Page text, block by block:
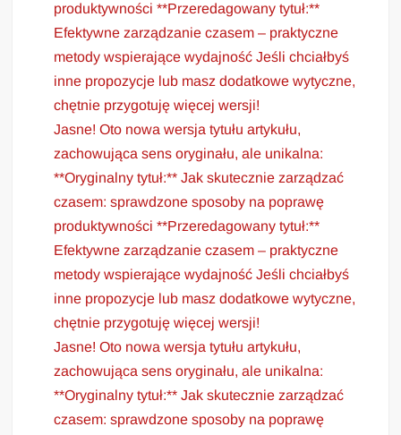
produktywności **Przeredagowany tytuł:**
Efektywne zarządzanie czasem – praktyczne
metody wspierające wydajność Jeśli chciałbyś
inne propozycje lub masz dodatkowe wytyczne,
chętnie przygotuję więcej wersji!
Jasne! Oto nowa wersja tytułu artykułu,
zachowująca sens oryginału, ale unikalna:
**Oryginalny tytuł:** Jak skutecznie zarządzać
czasem: sprawdzone sposoby na poprawę
produktywności **Przeredagowany tytuł:**
Efektywne zarządzanie czasem – praktyczne
metody wspierające wydajność Jeśli chciałbyś
inne propozycje lub masz dodatkowe wytyczne,
chętnie przygotuję więcej wersji!
Jasne! Oto nowa wersja tytułu artykułu,
zachowująca sens oryginału, ale unikalna:
**Oryginalny tytuł:** Jak skutecznie zarządzać
czasem: sprawdzone sposoby na poprawę